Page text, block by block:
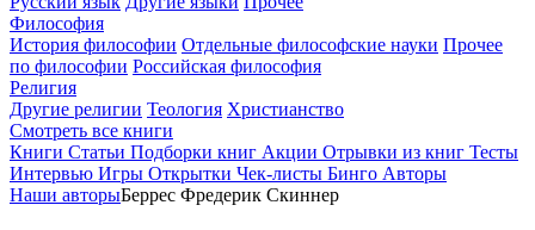
Философия
История философии Отдельные философские науки Прочее
по философии Российская философия
Религия
Другие религии Теология Христианство
Смотреть все книги
Книги Статьи Подборки книг Акции Отрывки из книг Тесты
Интервью Игры Открытки Чек-листы Бинго Авторы
Наши авторыБеррес Фредерик Скиннер